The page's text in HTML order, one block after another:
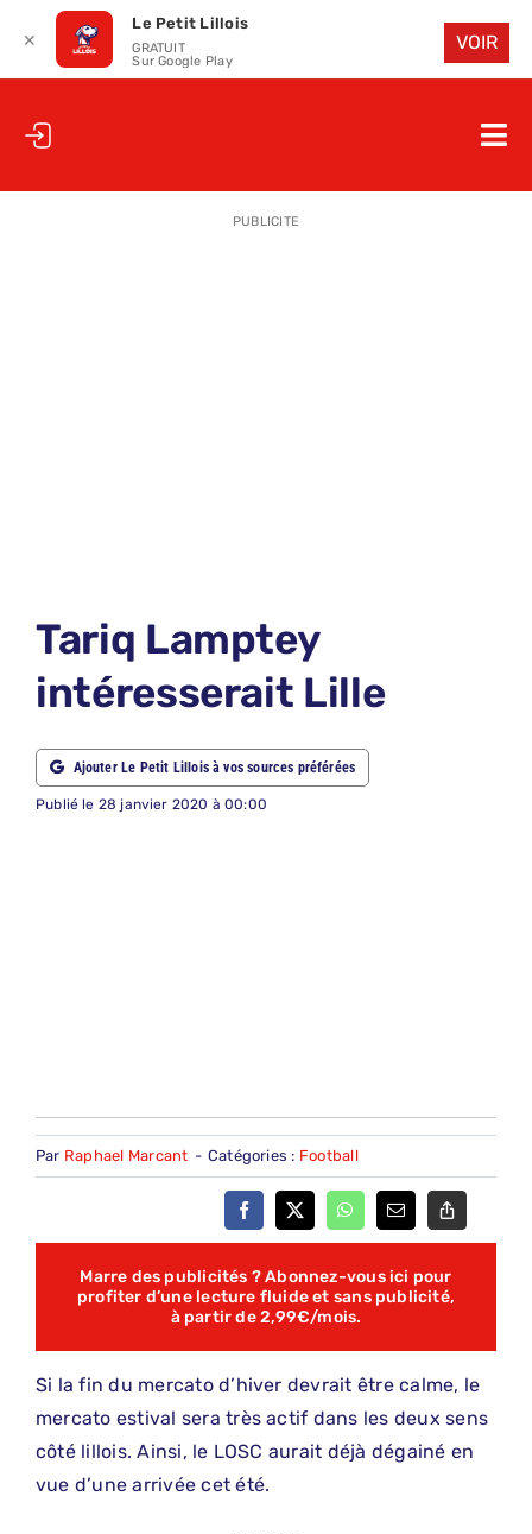
à
PUBLICITE
Tariq Lamptey
intéresserait Lille
Ajouter Le Petit Lillois à vos sources préférées
Publié le 28 janvier 2020 à 00:00
Par Raphael Marcant - Catégories : Football
Marre des publicités ? Abonnez-vous ici pour
profiter d’une lecture fluide et sans publicité,
à partir de 2,99€/mois.
Si la fin du mercato d’hiver devrait être calme, le
mercato estival sera très actif dans les deux sens
côté lillois. Ainsi, le LOSC aurait déjà dégainé en
vue d’une arrivée cet été.
✕
Le Petit Lillois
GRATUIT
Sur Google Play
VOIR